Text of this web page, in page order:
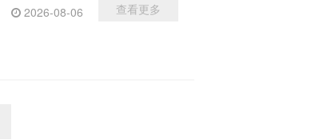
查看更多
2026-08-06